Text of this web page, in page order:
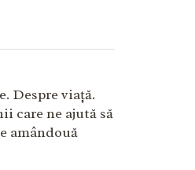
Despre viață.
care ne ajută să
amândouă